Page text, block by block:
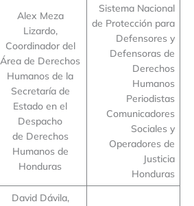
Alex Meza
Lizardo,
Coordinador del
Área de Derechos
Humanos de la
Secretaría de
Estado en el
Despacho
de Derechos
Humanos de
Honduras
Sistema Nacional
de Protección para
Defensores y
Defensoras de
Derechos
Humanos
Periodistas
Comunicadores
Sociales y
Operadores de
Justicia
Honduras
David Dávila,